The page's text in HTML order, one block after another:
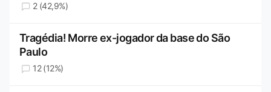
2 (42,9%)
Tragédia! Morre ex-jogador da base do São
Paulo
12 (12%)